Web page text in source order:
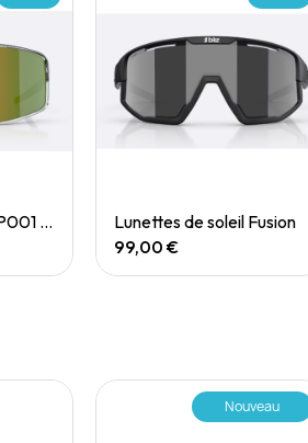
Lunettes de soleil P001 Small
Quick View
Lunettes de soleil Fusion
99,00 €
Nouveau